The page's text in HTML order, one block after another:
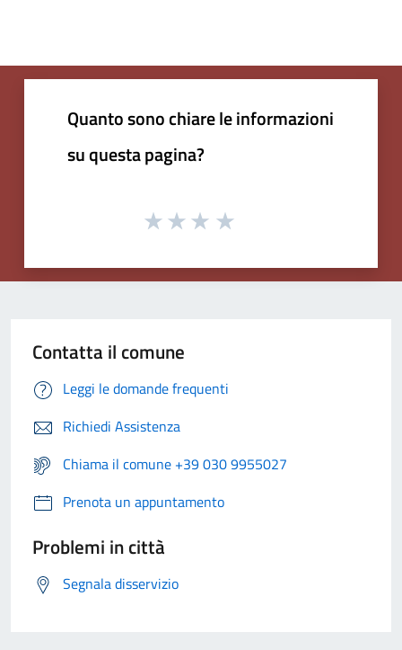
Quanto sono chiare le informazioni
su questa pagina?
Contatta il comune
Leggi le domande frequenti
Richiedi Assistenza
Chiama il comune +39 030 9955027
Prenota un appuntamento
Problemi in città
Segnala disservizio